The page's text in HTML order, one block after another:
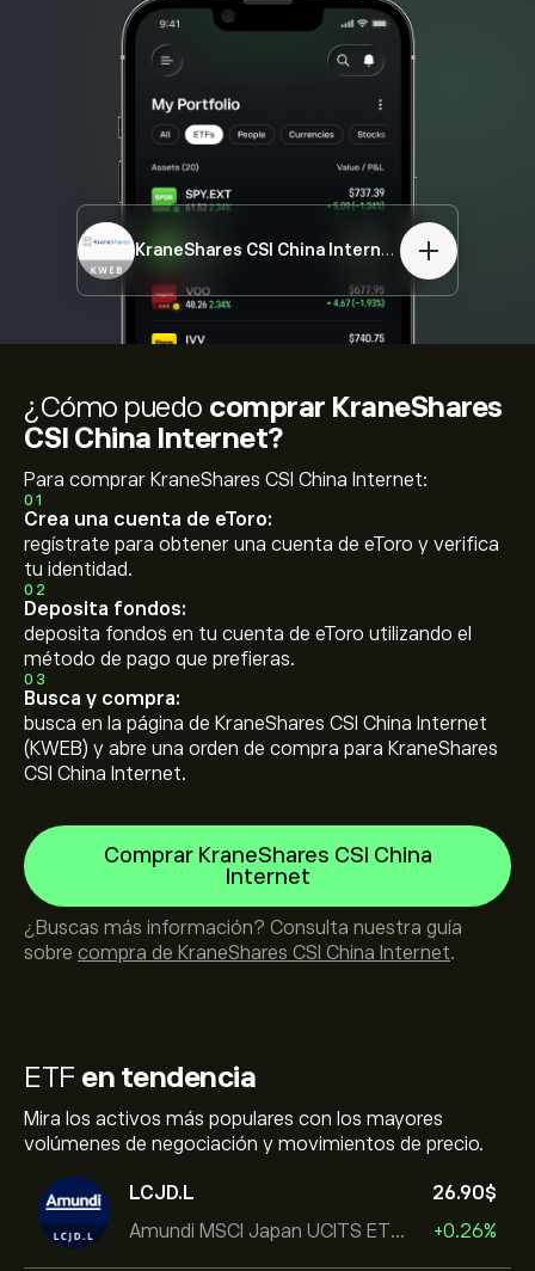
KraneShares CSI China Internet KWEB
ETF en tendencia
Mira los activos más populares con los mayores
volúmenes de negociación y movimientos de precio.
LCJD.L
Amundi MSCI Japan UCITS ETF Acc
26.90‎$‎
+0.26%
¿Cómo puedo comprar KraneShares
CSI China Internet?
Para comprar KraneShares CSI China Internet:
01
Crea una cuenta de eToro:
regístrate para obtener una cuenta de eToro y verifica
tu identidad.
02
Deposita fondos:
deposita fondos en tu cuenta de eToro utilizando el
método de pago que prefieras.
03
Busca y compra:
busca en la página de KraneShares CSI China Internet
(KWEB) y abre una orden de compra para KraneShares
CSI China Internet.
Comprar KraneShares CSI China
Internet
¿Buscas más información? Consulta nuestra guía
sobre compra de KraneShares CSI China Internet.